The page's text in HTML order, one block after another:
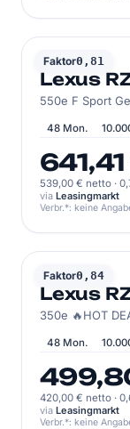
Faktor0,81
LEXUS
Lexus
550e F Sport
48 Mon.
539,00 € netto ·
via Leasingmarkt
Verbr.*: keine
Faktor0,84
LEXUS
Lexus
350e 🔥HOT
48 Mon.
420,00 € netto ·
via Leasingmarkt
Verbr.*: keine